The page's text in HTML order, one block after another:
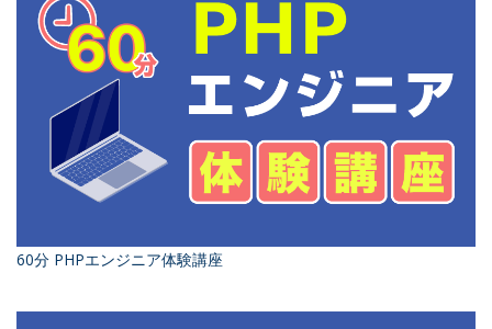
60分 PHPエンジニア体験講座